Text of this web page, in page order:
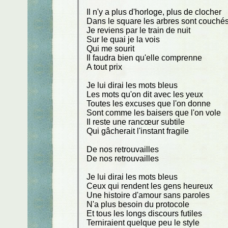
Il n'y a plus d'horloge, plus de clocher
Dans le square les arbres sont
Je reviens par le train de nuit
Sur le quai je la vois
Qui me sourit
Il faudra bien qu'elle comprenne
A tout prix
Je lui dirai les mots bleus
Les mots qu'on dit avec les yeux
Toutes les excuses que l'on donne
Sont comme les baisers que l'on vole
Il reste une rancœur subtile
Qui gâcherait l'instant fragile
De nos retrouvailles
De nos retrouvailles
Je lui dirai les mots bleus
Ceux qui rendent les gens heureux
Une histoire d'amour sans paroles
N'a plus besoin du protocole
Et tous les longs discours futiles
Terniraient quelque peu le style